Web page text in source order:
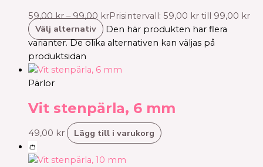
59,00kr – 99,00 krPrisintervall: 59,00 kr till 99,00 kr
Välj alternativ
Den här produkten har flera
varianter. De olika alternativen kan väljas på
produktsidan
Pärlor
Vit stenpärla, 6 mm
49,00 kr Lägg till i varukorg
👛